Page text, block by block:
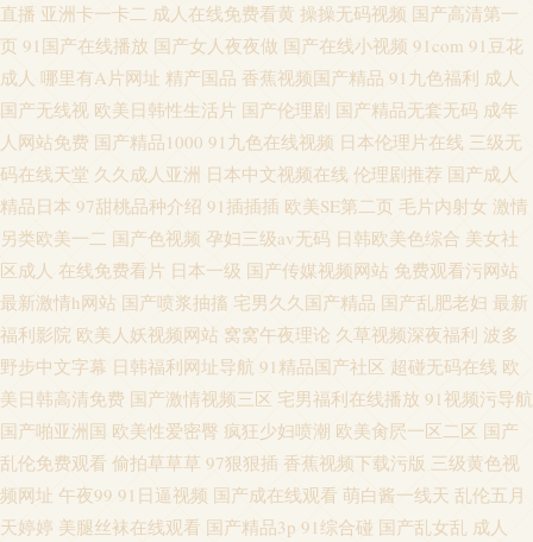
直播 亚洲卡一卡二 成人在线免费看黄 操操无码视频 国产高清第一
页 91国产在线播放 国产女人夜夜做 国产在线小视频 91com 91豆花
成人 哪里有A片网址 精产国品 香蕉视频国产精品 91九色福利 成人
国产无线视 欧美日韩性生活片 国产伦理剧 国产精品无套无码 成年
人网站免费 国产精品1000 91九色在线视频 日本伦理片在线 三级无
码在线天堂 久久成人亚洲 日本中文视频在线 伦理剧推荐 国产成人
精品日本 97甜桃品种介绍 91插插插 欧美SE第二页 毛片内射女 激情
另类欧美一二 国产色视频 孕妇三级av无码 日韩欧美色综合 美女社
区成人 在线免费看片 日本一级 国产传媒视频网站 免费观看污网站
最新激情h网站 国产喷浆抽搐 宅男久久国产精品 国产乱肥老妇 最新
福利影院 欧美人妖视频网站 窝窝午夜理论 久草视频深夜福利 波多
野步中文字幕 日韩福利网址导航 91精品国产社区 超碰无码在线 欧
美日韩高清免费 国产激情视频三区 宅男福利在线播放 91视频污导航
国产啪亚洲国 欧美性爱密臀 疯狂少妇喷潮 欧美肏屄一区二区 国产
乱伦免费观看 偷拍草草草 97狠狠插 香蕉视频下载污版 三级黄色视
频网址 午夜99 91日逼视频 国产成在线观看 萌白酱一线天 乱伦五月
天婷婷 美腿丝袜在线观看 国产精品3p 91综合碰 国产乱女乱 成人